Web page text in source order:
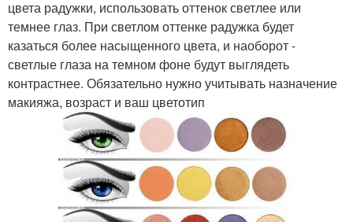
цвета радужки, использовать оттенок светлее или
темнее глаз. При светлом оттенке радужка будет
казаться более насыщенного цвета, и наоборот -
светлые глаза на темном фоне будут выглядеть
контрастнее. Обязательно нужно учитывать назначение
макияжа, возраст и ваш цветотип